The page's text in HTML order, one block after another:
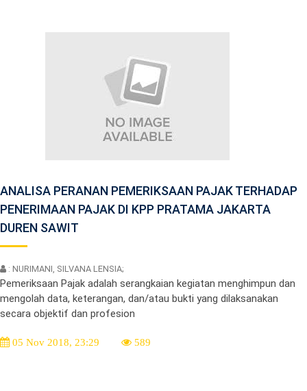
ANALISA PERANAN PEMERIKSAAN PAJAK TERHADAP
PENERIMAAN PAJAK DI KPP PRATAMA JAKARTA
DUREN SAWIT
: NURIMANI, SILVANA LENSIA;
Pemeriksaan Pajak adalah serangkaian kegiatan menghimpun dan
mengolah data, keterangan, dan/atau bukti yang dilaksanakan
secara objektif dan profesion
05 Nov 2018, 23:29 589